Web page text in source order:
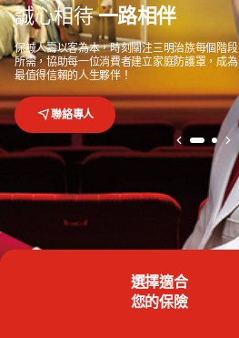
誠心相待一路相伴
保誠人壽以客為本，時刻關注三明治族每個階段
所需，協助每一位消費者建立家庭防護罩，成為
最值得信賴的人生夥伴！
聯絡專人
選擇適合
您的保險